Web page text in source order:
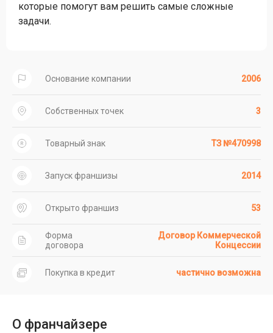
которые помогут вам решить самые сложные
задачи.
Основание компании 2006
Собственных точек 3
Товарный знак ТЗ №470998
Запуск франшизы 2014
Открыто франшиз 53
Форма
договора
Договор Коммерческой
Концессии
Покупка в кредит частично возможна
О франчайзере